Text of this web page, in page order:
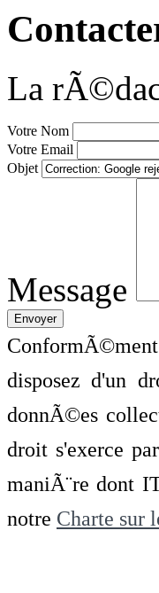
La
Votre Nom
Votre Email
Objet
Message
disposez d'un
donnÃ©es
droit s'exerce
maniÃ¨re dont
notre Charte sur